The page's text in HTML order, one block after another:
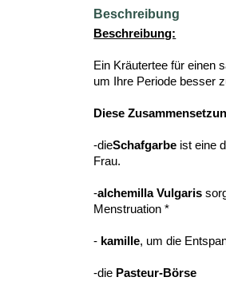
Beschreibung
Beschreibung:
Ein Kräutertee für einen
um Ihre Periode besser
Diese
-dieSchafgarbe ist eine
Frau.
-alchemilla Vulgaris
Menstruation *
- kamille, um die
-die Pasteur-Börse